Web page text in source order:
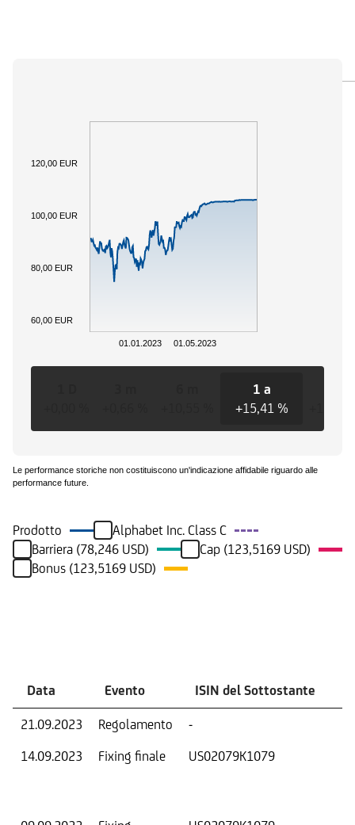
01.01.2023 01.05.2023
60,00 EUR
80,00 EUR
100,00 EUR
120,00 EUR
1 a
+15,41 %
Le performance storiche non costituiscono un'indicazione affidabile riguardo alle
performance future.
Prodotto
Alphabet Inc. Class C
Barriera (78,246 USD)
Cap (123,5169 USD)
Bonus (123,5169 USD)
Data Evento ISIN del Sottostante
21.09.2023 Regolamento -
14.09.2023
Fixing finale US02079K1079